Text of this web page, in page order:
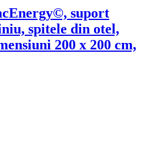
suport
spitele din otel,
200 x 200 cm,